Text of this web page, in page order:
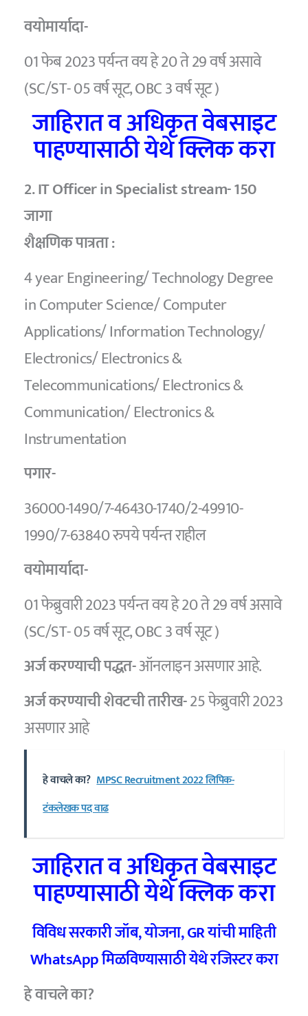
वयोमार्यादा-
01 फेब 2023 पर्यन्त वय हे 20 ते 29 वर्ष असावे
(SC/ST- 05 वर्ष सूट, OBC 3 वर्ष सूट )
जाहिरात व अधिकृत वेबसाइट
पाहण्यासाठी येथे क्लिक करा
2. IT Officer in Specialist stream- 150
जागा
शैक्षणिक पात्रता :
4 year Engineering/ Technology Degree
in Computer Science/ Computer
Applications/ Information Technology/
Electronics/ Electronics &
Telecommunications/ Electronics &
Communication/ Electronics &
Instrumentation
पगार-
36000-1490/7-46430-1740/2-49910-
1990/7-63840 रुपये पर्यन्त राहील
वयोमार्यादा-
01 फेब्रुवारी 2023 पर्यन्त वय हे 20 ते 29 वर्ष असावे
(SC/ST- 05 वर्ष सूट, OBC 3 वर्ष सूट )
अर्ज करण्याची पद्धत-ऑनलाइन असणार आहे.
अर्ज करण्याची शेवटची तारीख-25 फेब्रुवारी 2023
असणार आहे
हे वाचले का? MPSC Recruitment 2022 लिपिक-
टंकलेखक पद वाढ
जाहिरात व अधिकृत वेबसाइट
पाहण्यासाठी येथे क्लिक करा
विविध सरकारी जॉब, योजना, GR यांची माहिती
WhatsApp मिळविण्यासाठी येथे रजिस्टर करा
हे वाचले का?